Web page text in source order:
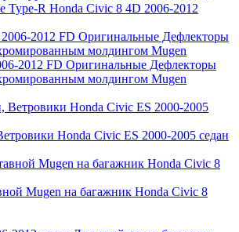
Type-R Honda Civic 8 4D 2006-2012
2012 FD Оригинальные Дефлекторы
молдингом Mugen
Honda Civic ES 2000-2005 седан
Mugen на багажник Honda Civic 8